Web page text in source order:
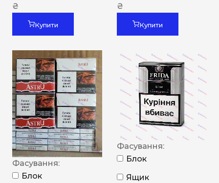
₴
Купити
₴
Купити
Фасування:
Блок
Фасування:
Блок
Ящик